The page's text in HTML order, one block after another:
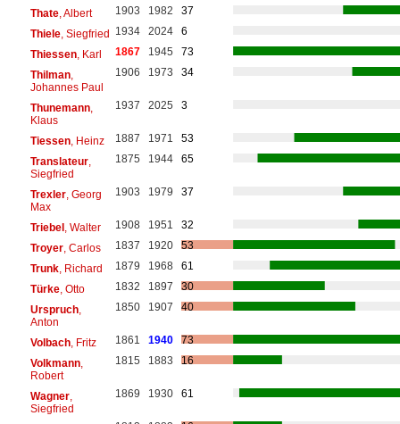
Thate, Albert 1903 1982
37
Thiele, Siegfried 1934 2024
6
Thiessen, Karl 1867 1945
73
Thilman,
Johannes Paul
1906 1973 34
Thunemann,
Klaus
1937 2025 3
Tiessen, Heinz 1887 1971
53
Translateur,
Siegfried
1875 1944 65
Trexler, Georg
Max
1903 1979 37
Triebel , Walter 1908 1951
32
Troyer, Carlos 1837 1920
53
Trunk, Richard 1879 1968
61
Türke, Otto 1832 1897
30
Urspruch,
Anton
1850 1907 40
Volbach, Fritz 1861 1940
73
Volkmann,
Robert
1815 1883 16
Wagner,
Siegfried
1869 1930 61